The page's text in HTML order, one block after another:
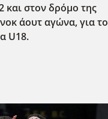
και στον δρόμο της
άουτ αγώνα, για το
U18.